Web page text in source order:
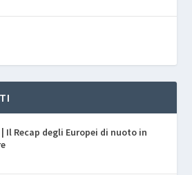
| Il Recap degli Europei di nuoto in